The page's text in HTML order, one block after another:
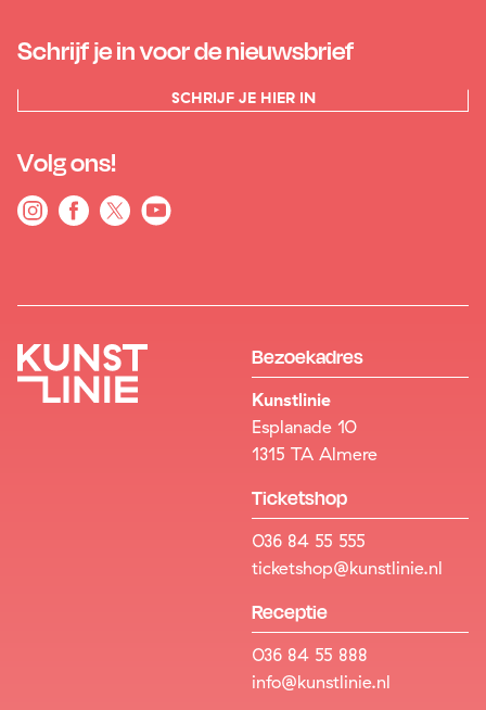
Schrijf je in voor de nieuwsbrief
SCHRIJF JE HIER IN
Volg ons!
Bezoekadres
Kunstlinie
Esplanade 10
1315 TA Almere
Ticketshop
036 84 55 555
ticketshop@kunstlinie.nl
Receptie
036 84 55 888
info@kunstlinie.nl